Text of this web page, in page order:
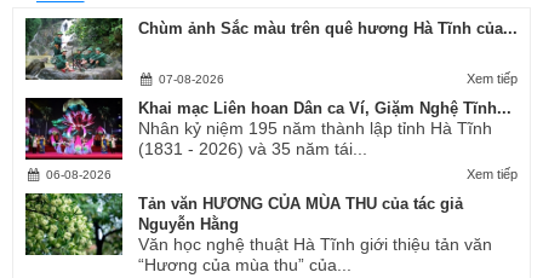
Chùm ảnh Sắc màu trên quê hương Hà Tĩnh của...
Xem tiếp
07-08-2026
Khai mạc Liên hoan Dân ca Ví, Giặm Nghệ Tĩnh...
Nhân kỷ niệm 195 năm thành lập tỉnh Hà Tĩnh
(1831 - 2026) và 35 năm tái...
Xem tiếp
06-08-2026
Tản văn HƯƠNG CỦA MÙA THU của tác giả
Nguyễn Hằng
Văn học nghệ thuật Hà Tĩnh giới thiệu tản văn
“Hương của mùa thu” của...